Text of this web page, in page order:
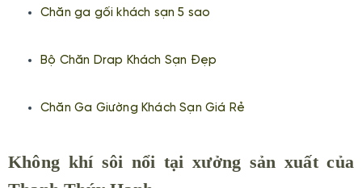
Chăn ga gối khách sạn 5 sao
Bộ Chăn Drap Khách Sạn Đẹp
Chăn Ga Giường Khách Sạn Giá Rẻ
Không khí sôi nổi tại xưởng sản xuất của